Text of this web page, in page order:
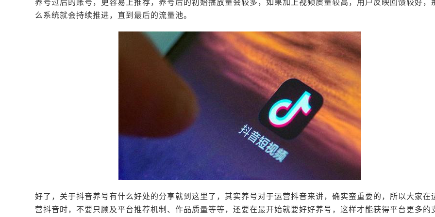
养号过后的账号，更容易上推荐，养号后的初始播放量会较多，如果加上视频质量较高，用户反映回馈较好，
么系统就会持续推进，直到最后的流量池。
好了，关于抖音养号有什么好处的分享就到这里了，其实养号对于运营抖音来讲，确实蛮重要的，所以大家在
营抖音时，不要只顾及平台推荐机制、作品质量等等，还要在最开始就要好好养号，这样才能获得平台更多的